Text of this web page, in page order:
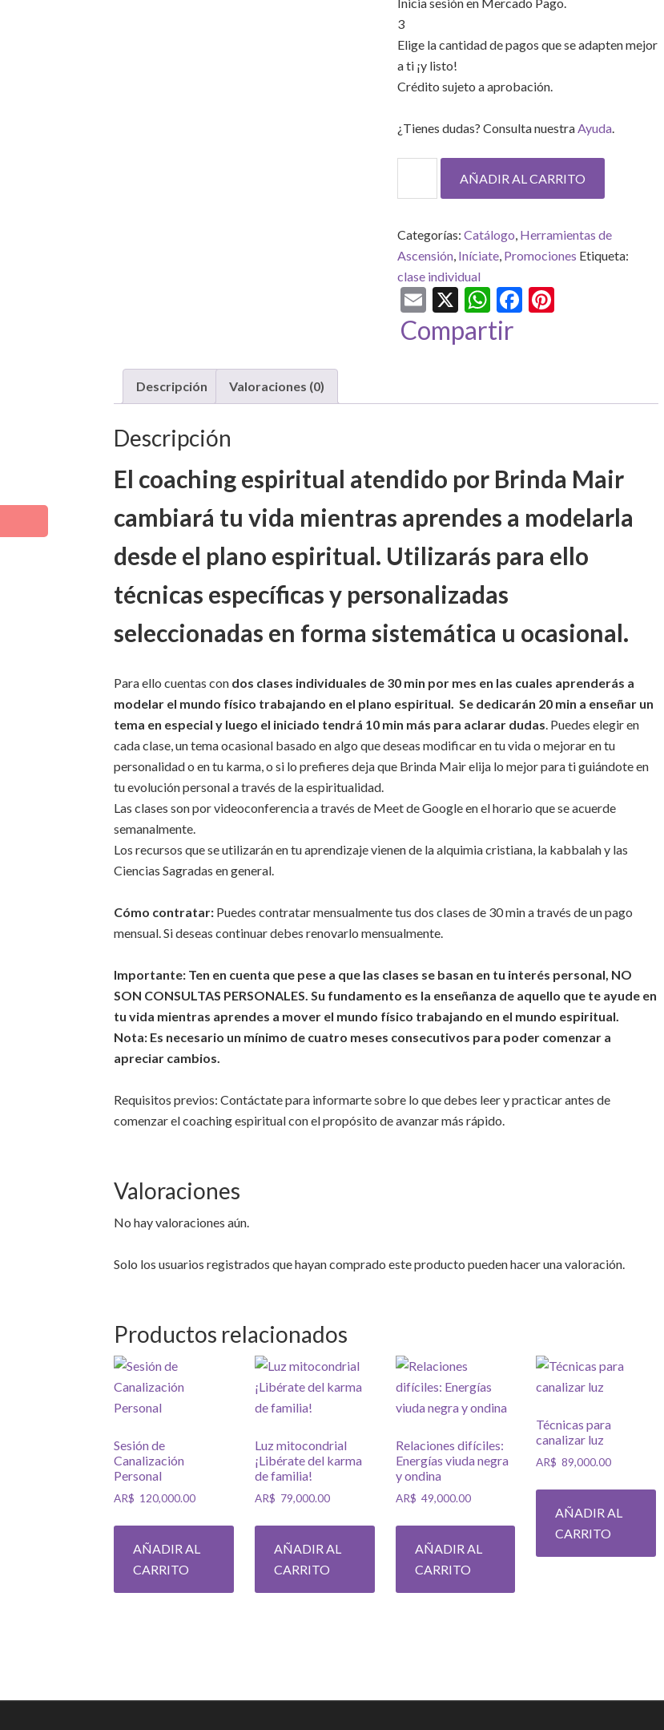
3
Elige la cantidad de pagos que se adapten mejor
a ti ¡y listo!
Crédito sujeto a aprobación.
¿Tienes dudas? Consulta nuestraAyuda.
mensual
cantidad
AÑADIR AL CARRITO
Categorías: Catálogo, Herramientas de
Ascensión, Iníciate, Promociones Etiqueta:
clase individual
Email
X WhatsApp
Facebook
Pinterest
Compartir
Descripción Valoraciones (0)
Descripción
El coaching espiritual atendido por Brinda Mair
cambiará tu vida mientras aprendes a modelarla
desde el plano espiritual. Utilizarás para ello
técnicas específicas y personalizadas
seleccionadas en forma sistemática u ocasional.
Para ello cuentas con dos clases individuales de 30 min por mes en las cuales aprenderás a
modelar el mundo físico trabajando en el plano espiritual. Se dedicarán 20 min a enseñar un
tema en especial y luego el iniciado tendrá 10 min más para aclarar dudas. Puedes elegir en
cada clase, un tema ocasional basado en algo que deseas modificar en tu vida o mejorar en tu
personalidad o en tu karma, o si lo prefieres deja que Brinda Mair elija lo mejor para ti guiándote en
tu evolución personal a través de la espiritualidad.
Las clases son por videoconferencia a través de Meet de Google en el horario que se acuerde
semanalmente.
Los recursos que se utilizarán en tu aprendizaje vienen de la alquimia cristiana, la kabbalah y las
Ciencias Sagradas en general.
Cómo contratar: Puedes contratar mensualmente tus dos clases de 30 min a través de un pago
mensual. Si deseas continuar debes renovarlo mensualmente.
Importante: Ten en cuenta que pese a que las clases se basan en tu interés personal, NO
SON CONSULTAS PERSONALES. Su fundamento es la enseñanza de aquello que te ayude en
tu vida mientras aprendes a mover el mundo físico trabajando en el mundo espiritual.
Nota: Es necesario un mínimo de cuatro meses consecutivos para poder comenzar a
apreciar cambios.
Requisitos previos: Contáctate para informarte sobre lo que debes leer y practicar antes de
comenzar el coaching espiritual con el propósito de avanzar más rápido.
Valoraciones
No hay valoraciones aún.
Solo los usuarios registrados que hayan comprado este producto pueden hacer una valoración.
Productos relacionados
Sesión de
Canalización
Personal
AR$ 120,000.00
AÑADIR AL
CARRITO
Luz mitocondrial
¡Libérate del karma
de familia!
AR$ 79,000.00
AÑADIR AL
CARRITO
Relaciones difíciles:
Energías viuda negra
y ondina
AR$ 49,000.00
AÑADIR AL
CARRITO
Técnicas para
canalizar luz
AR$ 89,000.00
AÑADIR AL
CARRITO